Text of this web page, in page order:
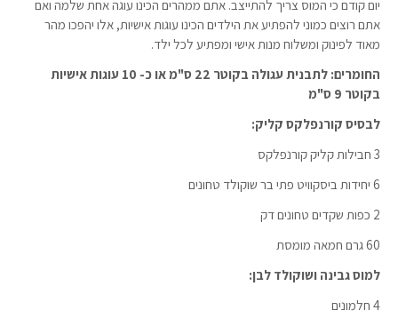
יום קודם כי המוס צריך להתייצב. אתם ממהרים הכינו עוגה אחת שלמה ואם
אתם רוצים כמוני להפתיע את הילדים הכינו עוגות אישיות, אלו יהפכו מהר
מאוד לפינוק ומשלוח מנות אישי ומפתיע לכל ילד.
החומרים: לתבנית עגולה בקוטר 22 ס"מ
או כ- 10 עוגות אישיות
בקוטר 9 ס"מ
לבסיס קורנפלקס קליק:
3 חבילות קליק קורנפלקס
6 יחידות ביסקוויט פתי בר שוקולד טחונים
2 כפות שקדים טחונים דק
60 גרם חמאה מומסת
למוס גבינה ושוקולד לבן:
4 חלמונים